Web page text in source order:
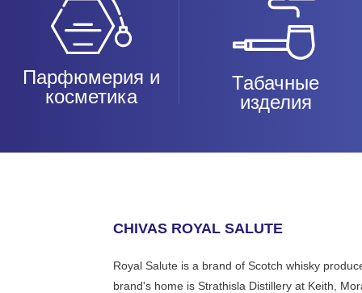
Парфюмерия и
косметика
Табачные
изделия
CHIVAS ROYAL SALUTE
Royal Salute is a brand of Scotch whisky
brand's home is Strathisla Distillery at Keith,